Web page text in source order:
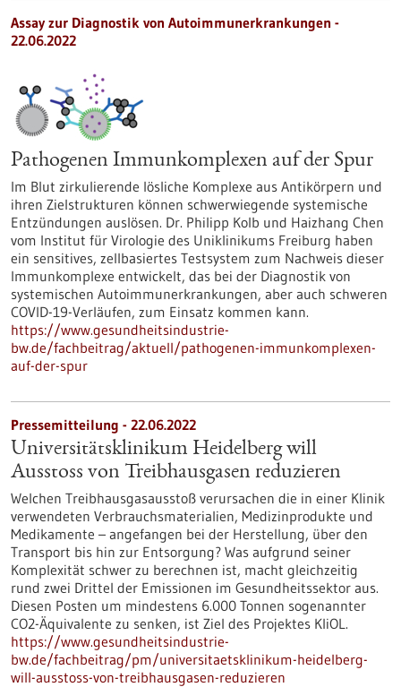
Assay zur Diagnostik von Autoimmunerkrankungen -
22.06.2022
Pathogenen Immunkomplexen auf der Spur
Im Blut zirkulierende lösliche Komplexe aus Antikörpern und
ihren Zielstrukturen können schwerwiegende systemische
Entzündungen auslösen. Dr. Philipp Kolb und Haizhang Chen
vom Institut für Virologie des Uniklinikums Freiburg haben
ein sensitives, zellbasiertes Testsystem zum Nachweis dieser
Immunkomplexe entwickelt, das bei der Diagnostik von
systemischen Autoimmunerkrankungen, aber auch schweren
COVID-19-Verläufen, zum Einsatz kommen kann.
https://www.gesundheitsindustrie-
bw.de/fachbeitrag/aktuell/pathogenen-immunkomplexen-
auf-der-spur
Pressemitteilung - 22.06.2022
Universitätsklinikum Heidelberg will
Ausstoss von Treibhausgasen reduzieren
Welchen Treibhausgasausstoß verursachen die in einer Klinik
verwendeten Verbrauchsmaterialien, Medizinprodukte und
Medikamente – angefangen bei der Herstellung, über den
Transport bis hin zur Entsorgung? Was aufgrund seiner
Komplexität schwer zu berechnen ist, macht gleichzeitig
rund zwei Drittel der Emissionen im Gesundheitssektor aus.
Diesen Posten um mindestens 6.000 Tonnen sogenannter
CO2-Äquivalente zu senken, ist Ziel des Projektes KliOL.
https://www.gesundheitsindustrie-
bw.de/fachbeitrag/pm/universitaetsklinikum-heidelberg-
will-ausstoss-von-treibhausgasen-reduzieren